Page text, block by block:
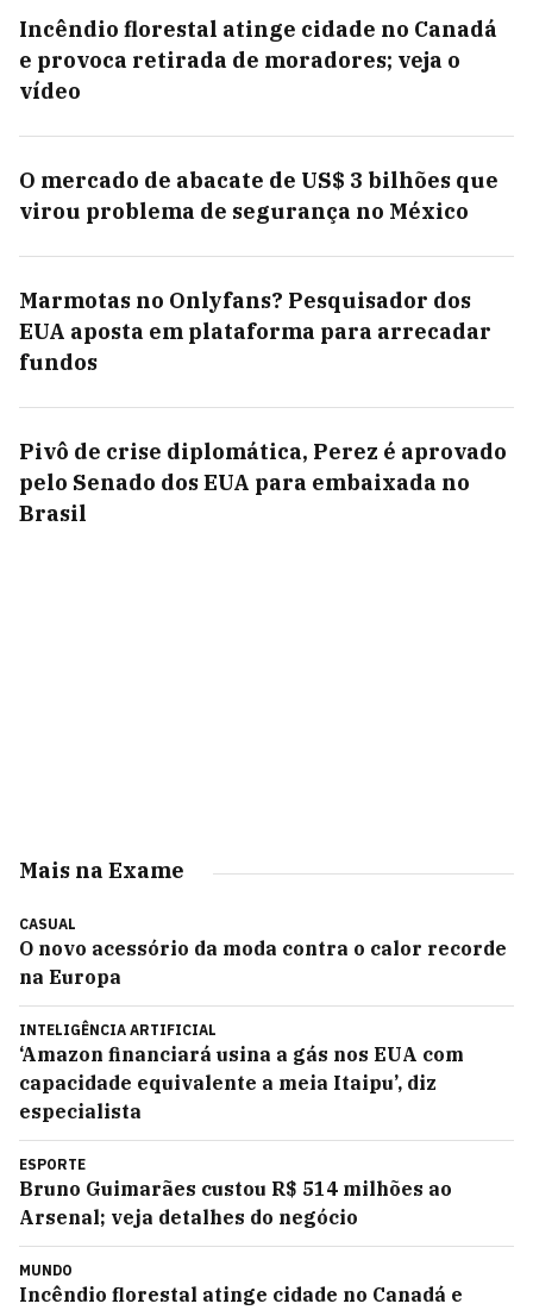
Incêndio florestal atinge cidade no Canadá
e provoca retirada de moradores; veja o
vídeo
O mercado de abacate de US$ 3 bilhões que
virou problema de segurança no México
Marmotas no Onlyfans? Pesquisador dos
EUA aposta em plataforma para arrecadar
fundos
Pivô de crise diplomática, Perez é aprovado
pelo Senado dos EUA para embaixada no
Brasil
Mais na Exame
CASUAL
O novo acessório da moda contra o calor recorde
na Europa
INTELIGÊNCIA ARTIFICIAL
‘Amazon financiará usina a gás nos EUA com
capacidade equivalente a meia Itaipu’, diz
especialista
ESPORTE
Bruno Guimarães custou R$ 514 milhões ao
Arsenal; veja detalhes do negócio
MUNDO
Incêndio florestal atinge cidade no Canadá e